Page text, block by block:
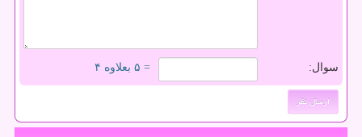
سوال: = ۵ بعلاوه ۴